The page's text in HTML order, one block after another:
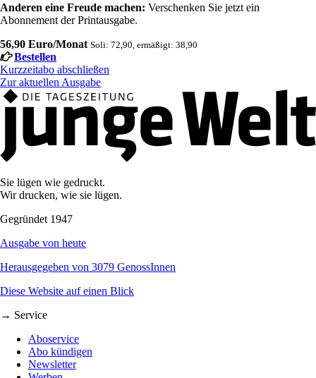
Anderen eine Freude machen: Verschenken Sie jetzt ein
Abonnement der Printausgabe.
56,90 Euro/Monat Soli: 72,90, ermäßigt: 38,90
Bestellen
Kurzzeitabo abschließen
Zur aktuellen Ausgabe
Sie lügen wie gedruckt.
Wir drucken, wie sie lügen.
Gegründet 1947
Ausgabe von heute
Herausgegeben von 3079 GenossInnen
Diese Website auf einen Blick
→ Service
Aboservice
Abo kündigen
Newsletter